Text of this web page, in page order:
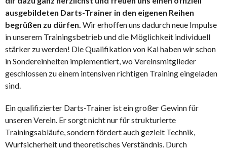
ausgebildeten Darts-Trainer in den eigenen Reihen
begrüßen zu dürfen. Wir erhoffen uns dadurch neue Impulse
in unserem Trainingsbetrieb und die Möglichkeit individuell
stärker zu werden! Die Qualifikation von Kai haben wir schon
in Sondereinheiten implementiert, wo Vereinsmitglieder
geschlossen zu einem intensiven richtigen Training eingeladen
sind.
Ein qualifizierter Darts-Trainer ist ein großer Gewinn für
unseren Verein. Er sorgt nicht nur für strukturierte
Trainingsabläufe, sondern fördert auch gezielt Technik,
Wurfsicherheit und theoretisches Verständnis. Durch